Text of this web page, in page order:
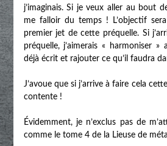
j’imaginais. Si je veux aller au bout
me falloir du temps ! L’objectif
premier jet de cette préquelle. Si
préquelle, j’aimerais « harmoniser
déjà écrit et rajouter ce qu’il faudra
J’avoue que si j’arrive à faire cela
contente !
Évidemment, je n’exclus pas de
comme le tome 4 de la Lieuse de